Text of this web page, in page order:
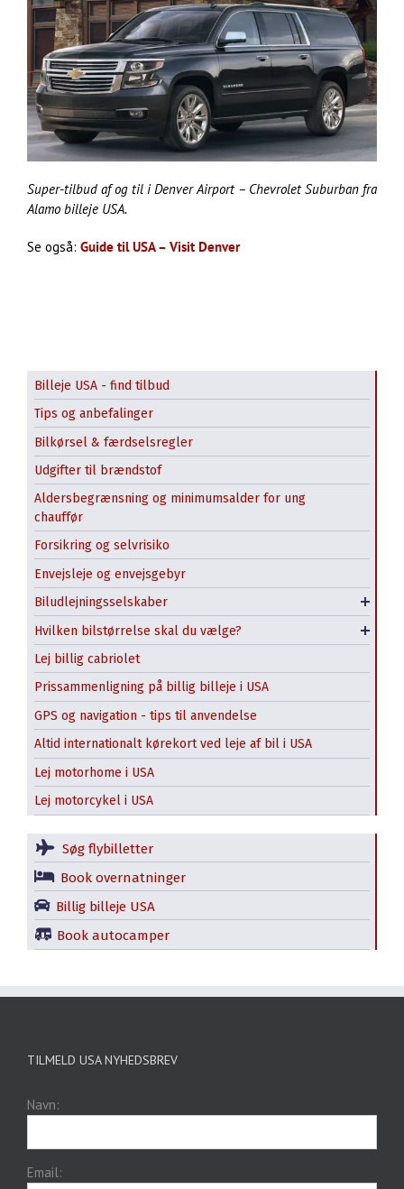
Super-tilbud af og til i Denver Airport – Chevrolet Suburban fra
Alamo billeje USA.
Se også: Guide til USA – Visit Denver
Billeje USA - find tilbud
Tips og anbefalinger
Bilkørsel & færdselsregler
Udgifter til brændstof
Aldersbegrænsning og minimumsalder for ung
chauffør
Forsikring og selvrisiko
Envejsleje og envejsgebyr
Biludlejningsselskaber
Alamo
Avis
Budget
Enterprise
Turo
Hvilken bilstørrelse skal du vælge?
Minivan / MPV
SUV
Stor SUV - Full Size
Pickup truck
Lej billig cabriolet
Prissammenligning på billig billeje i USA
GPS og navigation - tips til anvendelse
Altid internationalt kørekort ved leje af bil i USA
Lej motorhome i USA
Lej motorcykel i USA
Søg flybilletter
Book overnatninger
Billig billeje USA
Book autocamper
TILMELD USA NYHEDSBREV
Navn:
Email: